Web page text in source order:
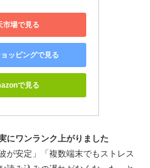
市場で見る
ッピングで見る
で見る
にワンランク上がりました
が安定」「複数端末でもストレス